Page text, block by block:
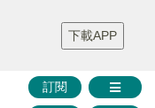
財華證券 媒體矩陣
智庫沙龍
聯絡我們
訂閱
下載APP